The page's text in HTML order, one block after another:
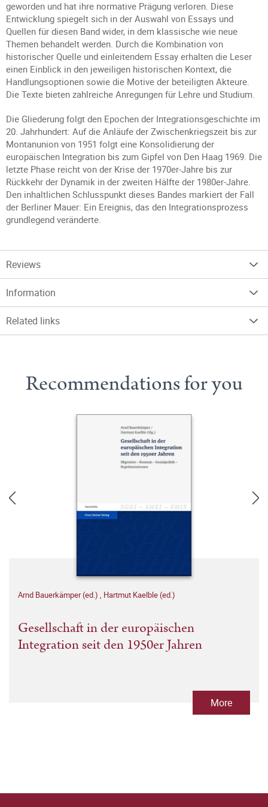
geworden und hat ihre normative Prägung verloren. Diese
Entwicklung spiegelt sich in der Auswahl von Essays und
Quellen für diesen Band wider, in dem klassische wie neue
Themen behandelt werden. Durch die Kombination von
historischer Quelle und einleitendem Essay erhalten die Leser
einen Einblick in den jeweiligen historischen Kontext, die
Handlungsoptionen sowie die Motive der beteiligten Akteure.
Die Texte bieten zahlreiche Anregungen für Lehre und Studium.
Die Gliederung folgt den Epochen der Integrationsgeschichte im
20. Jahrhundert: Auf die Anläufe der Zwischenkriegszeit bis zur
Montanunion von 1951 folgt eine Konsolidierung der
europäischen Integration bis zum Gipfel von Den Haag 1969. Die
letzte Phase reicht von der Krise der 1970er-Jahre bis zur
Rückkehr der Dynamik in der zweiten Hälfte der 1980er-Jahre.
Den inhaltlichen Schlusspunkt dieses Bandes markiert der Fall
der Berliner Mauer: Ein Ereignis, das den Integrationsprozess
grundlegend veränderte.
Reviews
Information
Related links
Recommendations for you
Arnd Bauerkämper (ed.) , Hartmut Kaelble (ed.)
Gesellschaft in der europäischen
Integration seit den 1950er Jahren
More